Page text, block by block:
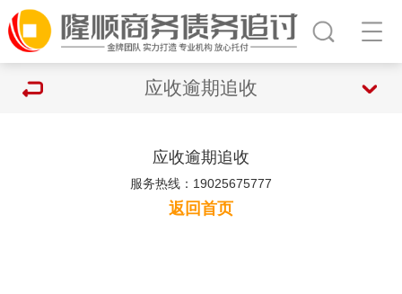
应收逾期追收
应收逾期追收
服务热线：19025675777
返回首页